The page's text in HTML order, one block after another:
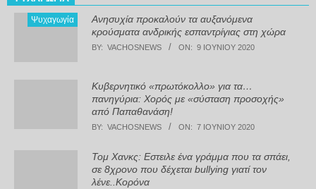
Ψυχαγωγία
Ανησυχία προκαλούν τα αυξανόμενα
κρούσματα ανδρικής εσπαντρίγιας στη χώρα
BY: VACHOSNEWS ON: 9 ΙΟΥΝΊΟΥ 2020
Κυβερνητικό «πρωτόκολλο» για τα…
πανηγύρια: Χορός με «σύσταση προσοχής»
από Παπαθανάση!
BY: VACHOSNEWS ON: 7 ΙΟΥΝΊΟΥ 2020
Τομ Χανκς: Εστειλε ένα γράμμα που τα σπάει,
σε 8χρονο που δέχεται bullying γιατί τον
λένε..Κορόνα